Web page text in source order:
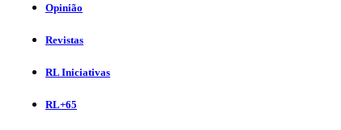
Opinião
Revistas
RL Iniciativas
RL+65